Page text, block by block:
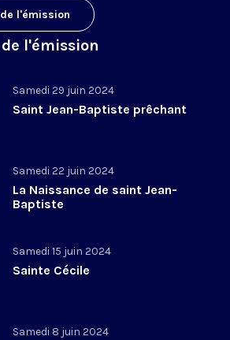
l'émission
l'émission
Samedi 29 juin 2024
Saint Jean-Baptiste prêchant
Samedi 22 juin 2024
La Naissance de saint Jean-
Baptiste
Samedi 15 juin 2024
Sainte Cécile
Samedi 8 juin 2024